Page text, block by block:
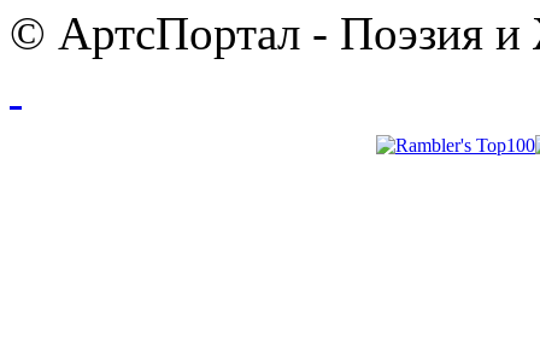
© АртсПортал - Поэзия